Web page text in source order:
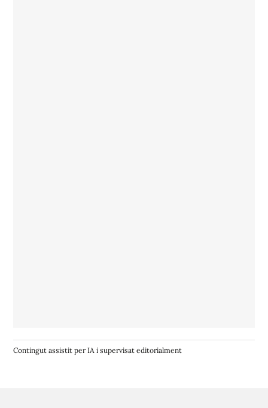
Contingut assistit per IA i supervisat editorialment